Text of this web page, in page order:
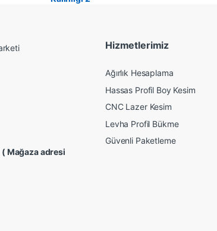
( Mağaza adresi
Hizmetlerimiz
Ağırlık Hesaplama
Hassas Profil Boy Kesim
CNC Lazer Kesim
Levha Profil Bükme
Güvenli Paketleme